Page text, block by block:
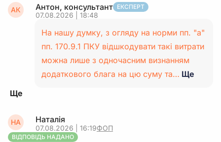
АК Антон, консультант ЕКСПЕРТ
07.08.2026 | 18:48
На нашу думку, з огляду на норми пп. "а"
пп. 170.9.1 ПКУ відшкодувати такі витрати
можна лише з одночасним визнанням
додаткового блага на цю суму та… Ще
НА Наталія
07.08.2026 | 16:19ФОП
ВІДПОВІДЬ НАДАНО